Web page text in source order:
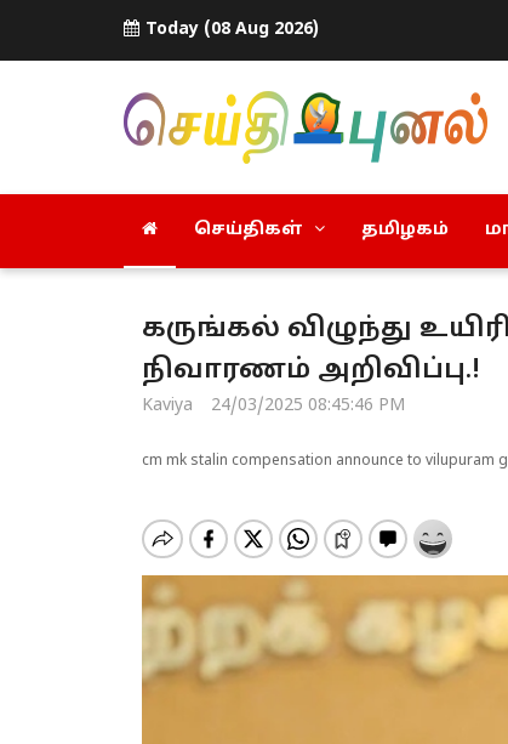
Today (08 Aug 2026)
செய்திகள் தமிழகம்
கருங்கல் விழுந்து
நிவாரணம் அறிவிப்பு.!
Kaviya 24/03/2025 08:45:46 PM
cm mk stalin compensation announce to vilupuram